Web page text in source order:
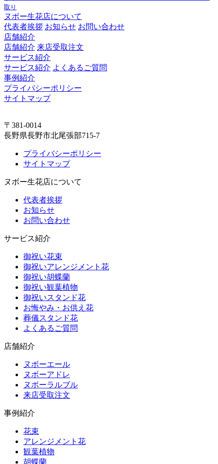
取り
ヌボー生花店について
代表者挨拶 お知らせ お問い合わせ
店舗紹介
店舗紹介 来店受取注文
サービス紹介
サービス紹介 よくあるご質問
事例紹介
プライバシーポリシー
サイトマップ
〒381-0014
長野県長野市北尾張部715-7
プライバシーポリシー
サイトマップ
ヌボー生花店について
代表者挨拶
お知らせ
お問い合わせ
サービス紹介
御祝い花束
御祝いアレンジメント花
御祝い胡蝶蘭
御祝い観葉植物
御祝いスタンド花
お悔やみ・お供え花
葬儀スタンド花
よくあるご質問
店舗紹介
ヌボーエール
ヌボーアドレ
ヌボーラルブル
来店受取注文
事例紹介
花束
アレンジメント花
観葉植物
胡蝶蘭